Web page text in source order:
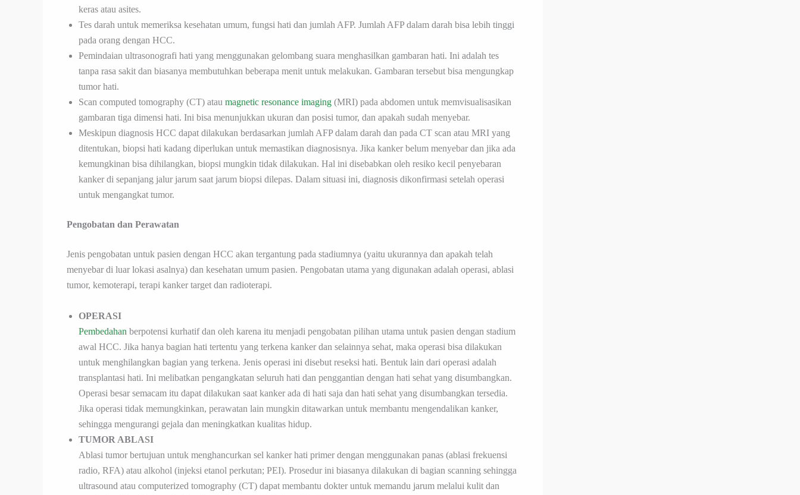
keras atau asites.
Tes darah untuk memeriksa kesehatan umum, fungsi hati dan jumlah AFP. Jumlah AFP dalam darah bisa lebih tinggi
pada orang dengan HCC.
Pemindaian ultrasonografi hati yang menggunakan gelombang suara menghasilkan gambaran hati. Ini adalah tes
tanpa rasa sakit dan biasanya membutuhkan beberapa menit untuk melakukan. Gambaran tersebut bisa mengungkap
tumor hati.
Scan computed tomography (CT) atau magnetic resonance imaging (MRI) pada abdomen untuk memvisualisasikan
gambaran tiga dimensi hati. Ini bisa menunjukkan ukuran dan posisi tumor, dan apakah sudah menyebar.
Meskipun diagnosis HCC dapat dilakukan berdasarkan jumlah AFP dalam darah dan pada CT scan atau MRI yang
ditentukan, biopsi hati kadang diperlukan untuk memastikan diagnosisnya. Jika kanker belum menyebar dan jika ada
kemungkinan bisa dihilangkan, biopsi mungkin tidak dilakukan. Hal ini disebabkan oleh resiko kecil penyebaran
kanker di sepanjang jalur jarum saat jarum biopsi dilepas. Dalam situasi ini, diagnosis dikonfirmasi setelah operasi
untuk mengangkat tumor.
Pengobatan dan Perawatan
Jenis pengobatan untuk pasien dengan HCC akan tergantung pada stadiumnya (yaitu ukurannya dan apakah telah
menyebar di luar lokasi asalnya) dan kesehatan umum pasien. Pengobatan utama yang digunakan adalah operasi, ablasi
tumor, kemoterapi, terapi kanker target dan radioterapi.
OPERASI
Pembedahan berpotensi kurhatif dan oleh karena itu menjadi pengobatan pilihan utama untuk pasien dengan stadium
awal HCC. Jika hanya bagian hati tertentu yang terkena kanker dan selainnya sehat, maka operasi bisa dilakukan
untuk menghilangkan bagian yang terkena. Jenis operasi ini disebut reseksi hati. Bentuk lain dari operasi adalah
transplantasi hati. Ini melibatkan pengangkatan seluruh hati dan penggantian dengan hati sehat yang disumbangkan.
Operasi besar semacam itu dapat dilakukan saat kanker ada di hati saja dan hati sehat yang disumbangkan tersedia.
Jika operasi tidak memungkinkan, perawatan lain mungkin ditawarkan untuk membantu mengendalikan kanker,
sehingga mengurangi gejala dan meningkatkan kualitas hidup.
TUMOR ABLASI
Ablasi tumor bertujuan untuk menghancurkan sel kanker hati primer dengan menggunakan panas (ablasi frekuensi
radio, RFA) atau alkohol (injeksi etanol perkutan; PEI). Prosedur ini biasanya dilakukan di bagian scanning sehingga
ultrasound atau computerized tomography (CT) dapat membantu dokter untuk memandu jarum melalui kulit dan